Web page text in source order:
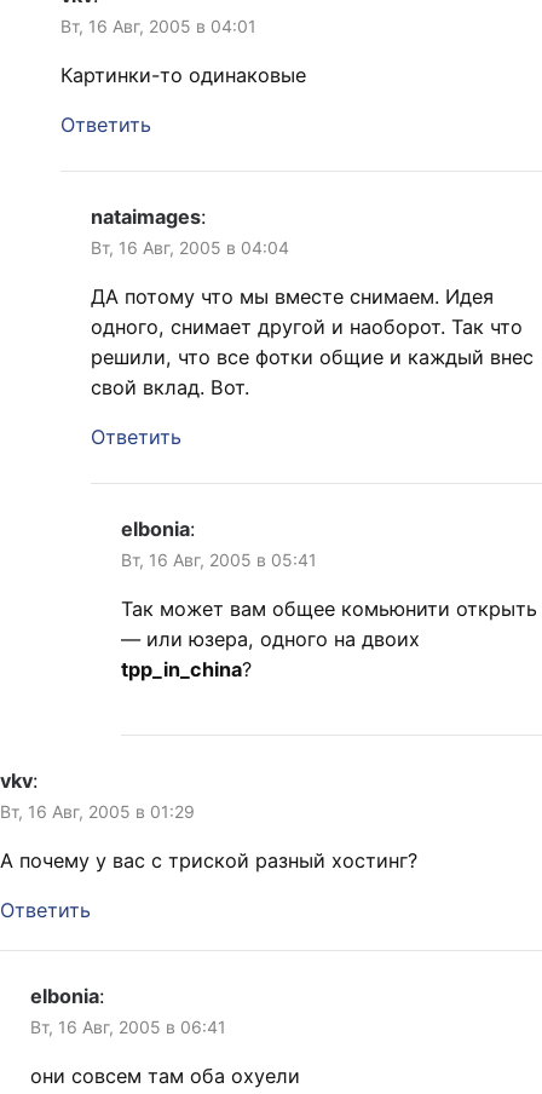
Вт, 16 Авг, 2005 в 04:01
Картинки-то одинаковые
Ответить
nataimages:
Вт, 16 Авг, 2005 в 04:04
ДА потому что мы вместе снимаем. Идея
одного, снимает другой и наоборот. Так что
решили, что все фотки общие и каждый внес
свой вклад. Вот.
Ответить
elbonia:
Вт, 16 Авг, 2005 в 05:41
Так может вам общее комьюнити открыть
— или юзера, одного на двоих
tpp_in_china?
vkv:
Вт, 16 Авг, 2005 в 01:29
А почему у вас с триской разный хостинг?
Ответить
elbonia:
Вт, 16 Авг, 2005 в 06:41
они совсем там оба охуели